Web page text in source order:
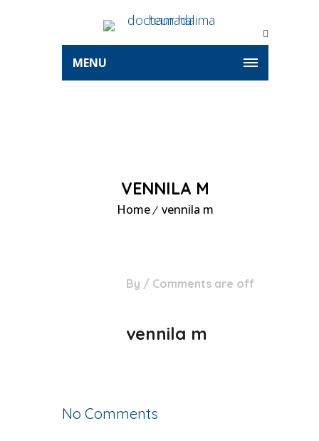
MENU
VENNILA M
Home vennila m
By / Comments are off
vennila m
No Comments